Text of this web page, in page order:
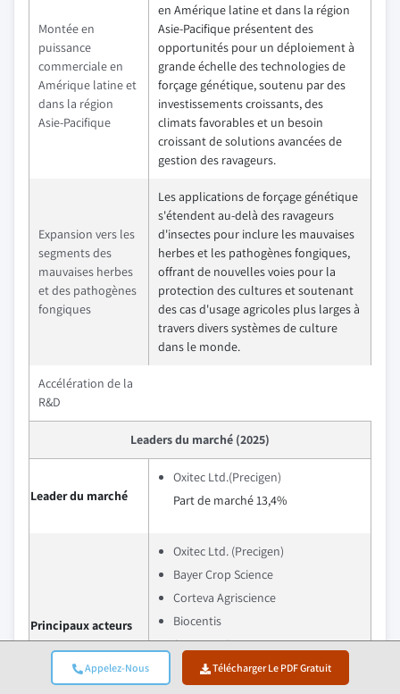
Appelez-Nous Télécharger Le PDF Gratuit
Montée en
puissance
commerciale en
Amérique latine et
dans la région
Asie-Pacifique
en Amérique latine et dans la région
Asie-Pacifique présentent des
opportunités pour un déploiement à
grande échelle des technologies de
forçage génétique, soutenu par des
investissements croissants, des
climats favorables et un besoin
croissant de solutions avancées de
gestion des ravageurs.
Expansion vers les
segments des
mauvaises herbes
et des pathogènes
fongiques
Les applications de forçage génétique
s'étendent au-delà des ravageurs
d'insectes pour inclure les mauvaises
herbes et les pathogènes fongiques,
offrant de nouvelles voies pour la
protection des cultures et soutenant
des cas d'usage agricoles plus larges à
travers divers systèmes de culture
dans le monde.
Accélération de la
R&D
Leaders du marché (2025)
Leader du marché
Oxitec Ltd.(Precigen)
Part de marché 13,4%
Principaux acteurs
Oxitec Ltd. (Precigen)
Bayer Crop Science
Corteva Agriscience
Biocentis
Agragene Inc.
Part de marché collective de 41,3%
en 2025